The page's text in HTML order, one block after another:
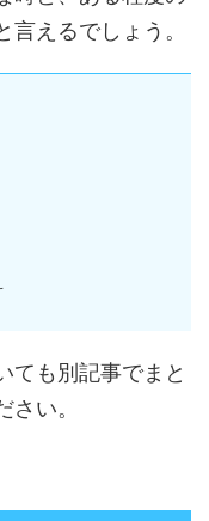
えるでしょう。
ても別記事でまと
い。